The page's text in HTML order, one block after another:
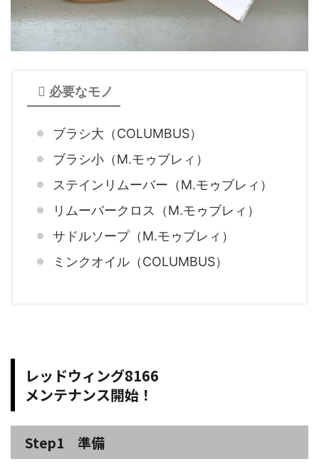
必要なモノ
ブラシ大（COLUMBUS）
ブラシ小（M.モゥブレィ）
ステインリムーバー（M.モゥブレィ）
リムーバークロス（M.モゥブレィ）
サドルソープ（M.モゥブレィ）
ミンクオイル（COLUMBUS）
レッドウィング8166
メンテナンス開始！
Step1 準備